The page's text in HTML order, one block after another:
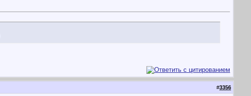
#3356